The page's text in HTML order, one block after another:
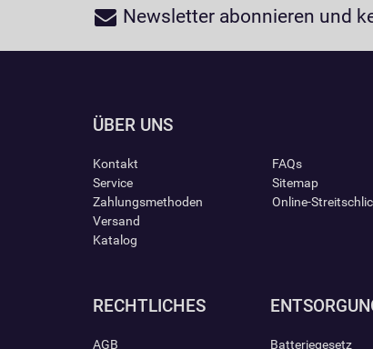
Newsletter abonnieren und
ÜBER UNS
Kontakt
Service
Zahlungsmethoden
Versand
Katalog
FAQs
Sitemap
Online-
RECHTLICHES
AGB Batteriegesetz